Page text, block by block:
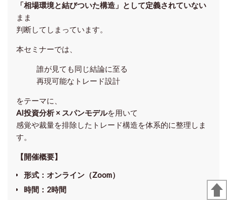
「相場環境と結びついた構造」として定義されていない
まま
判断してしまっています。
本セミナーでは、
誰が見ても同じ結論に至る
再現可能なトレード設計
をテーマに、
AI投資分析 × スパンモデルを用いて
感覚や裁量を排除したトレード構造を体系的に整理しま
す。
【開催概要】
形式：オンライン（Zoom）
時間：2時間